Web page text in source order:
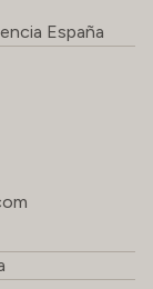
España